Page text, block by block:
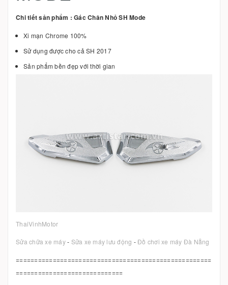
Chi tiết sản phẩm : Gác Chân Nhỏ SH Mode
Xi mạn Chrome 100%
Sử dụng được cho cả SH 2017
Sản phẩm bền đẹp với thời gian
ThaiVinhMotor
Sửa chữa xe máy- Sửa xe máy lưu động -Đồ chơi xe máy Đà Nẵng
=====================================================
=============================